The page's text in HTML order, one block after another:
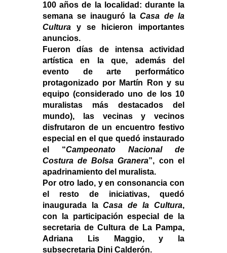
100 años de la localidad: durante la
semana se inauguró la Casa de la
Cultura y se hicieron importantes
anuncios.
Fueron días de intensa actividad
artística en la que, además del
evento de arte performático
protagonizado por Martín Ron y su
equipo (considerado uno de los 10
muralistas más destacados del
mundo), las vecinas y vecinos
disfrutaron de un encuentro festivo
especial en el que quedó instaurado
el “Campeonato Nacional de
Costura de Bolsa Granera”, con el
apadrinamiento del muralista.
Por otro lado, y en consonancia con
el resto de iniciativas, quedó
inaugurada la Casa de la Cultura,
con la participación especial de la
secretaria de Cultura de La Pampa,
Adriana Lis Maggio, y la
subsecretaria Dini Calderón.